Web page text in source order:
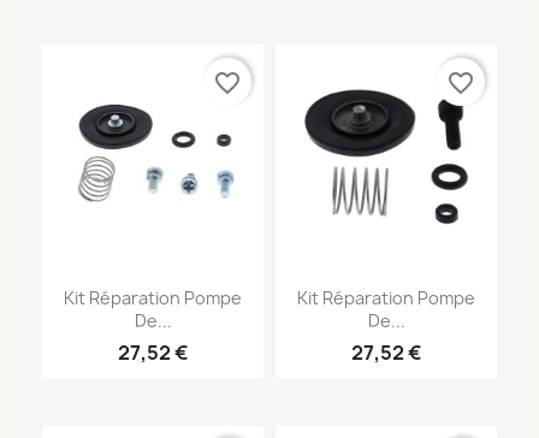
Kit Réparation Pompe
De...
27,52 €
favorite_border
Kit Réparation Pompe
De...
27,52 €
favorite_border